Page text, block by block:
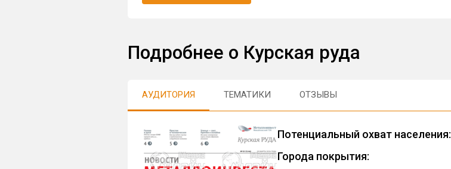
Подробнее о Курская руда
АУДИТОРИЯ ТЕМАТИКИ ОТЗЫВЫ
Потенциальный охват населения:
Города покрытия: